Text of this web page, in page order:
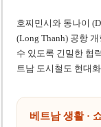
호찌민시와 동나이
(Long Thanh) 공항
수 있도록 긴밀한 협
트남 도시철도 현대
베트남 생활 ·